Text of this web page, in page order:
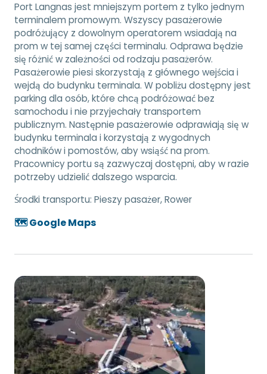
Port Langnas jest mniejszym portem z tylko jednym
terminalem promowym. Wszyscy pasażerowie
podróżujący z dowolnym operatorem wsiadają na
prom w tej samej części terminalu. Odprawa będzie
się różnić w zależności od rodzaju pasażerów.
Pasażerowie piesi skorzystają z głównego wejścia i
wejdą do budynku terminala. W pobliżu dostępny jest
parking dla osób, które chcą podróżować bez
samochodu i nie przyjechały transportem
publicznym. Następnie pasażerowie odprawiają się w
budynku terminala i korzystają z wygodnych
chodników i pomostów, aby wsiąść na prom.
Pracownicy portu są zazwyczaj dostępni, aby w razie
potrzeby udzielić dalszego wsparcia.
Środki transportu: Pieszy pasażer, Rower
🗺️ Google Maps